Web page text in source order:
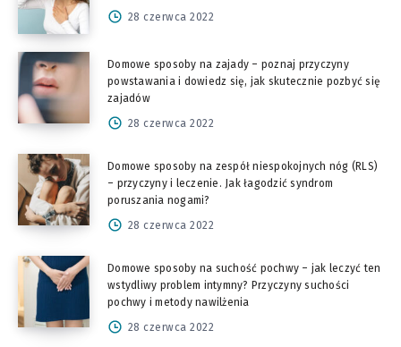
28 czerwca 2022
Domowe sposoby na zajady – poznaj przyczyny
powstawania i dowiedz się, jak skutecznie pozbyć się
zajadów
28 czerwca 2022
Domowe sposoby na zespół niespokojnych nóg (RLS)
– przyczyny i leczenie. Jak łagodzić syndrom
poruszania nogami?
28 czerwca 2022
Domowe sposoby na suchość pochwy – jak leczyć ten
wstydliwy problem intymny? Przyczyny suchości
pochwy i metody nawilżenia
28 czerwca 2022